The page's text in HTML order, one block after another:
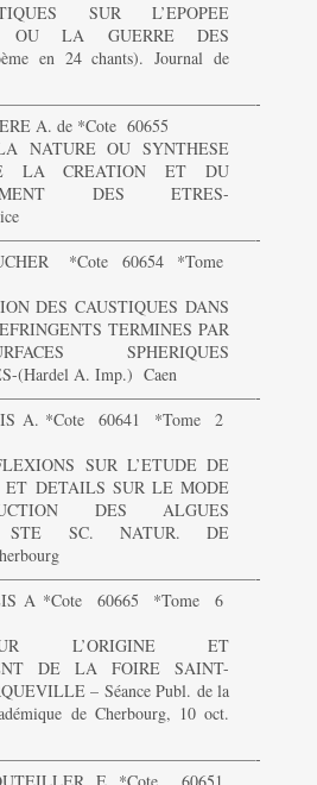
SUR L’EPOPEE
OU LA GUERRE DES
en 24 chants). Journal de
A. de *Cote 60655
NATURE OU SYNTHESE
LA CREATION ET DU
DES ETRES-
*Cote 60654 *Tome
DES CAUSTIQUES DANS
TERMINES PAR
SPHERIQUES
(Hardel A. Imp.) Caen
A. *Cote 60641 *Tome 2
SUR L’ETUDE DE
DETAILS SUR LE MODE
DES ALGUES
STE SC. NATUR. DE
A *Cote 60665 *Tome 6
L’ORIGINE ET
DE LA FOIRE SAINT-
– Séance Publ. de la
de Cherbourg, 10 oct.